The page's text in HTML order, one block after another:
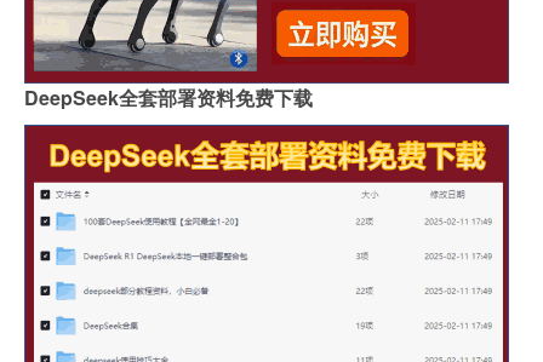
DeepSeek全套部署资料免费下载